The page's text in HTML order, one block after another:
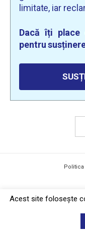
limitate, iar
Dacă îți
pentru
Acest site foloseşte